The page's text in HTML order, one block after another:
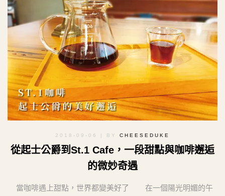
2018-09-06 | BY CHEESEDUKE
從起士公爵到St.1 Cafe，一段甜點與咖啡邂逅
的微妙奇遇
當咖啡遇上甜點，世界都變美好了 在一個陽光明媚的午